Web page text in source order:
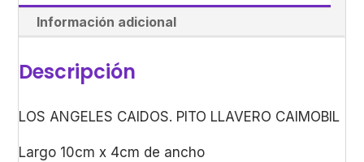
Información adicional
Descripción
LOS ANGELES CAIDOS. PITO LLAVERO CAIMOBIL
Largo 10cm x 4cm de ancho